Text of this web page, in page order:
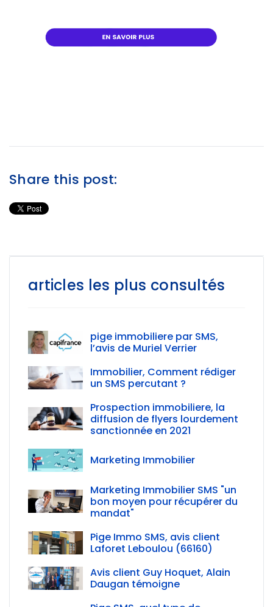
Share this post:
articles les plus consultés
pige immobiliere par SMS,
l’avis de Muriel Verrier
Immobilier, Comment rédiger
un SMS percutant ?
Prospection immobiliere, la
diffusion de flyers lourdement
sanctionnée en 2021
Marketing Immobilier
Marketing Immobilier SMS "un
bon moyen pour récupérer du
mandat"
Pige Immo SMS, avis client
Laforet Leboulou (66160)
Avis client Guy Hoquet, Alain
Daugan témoigne